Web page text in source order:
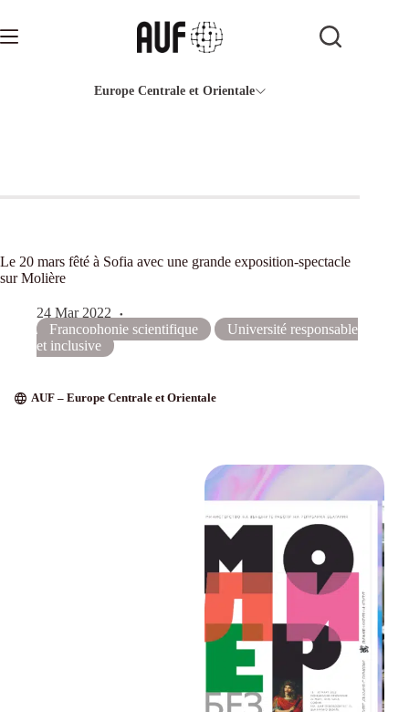
contenu
Europe Centrale et Orientale
Le 20 mars fêté à Sofia avec une grande exposition-spectacle
sur Molière
24 Mar 2022
Francophonie scientifique
Université responsable
et inclusive
AUF – Europe Centrale et Orientale